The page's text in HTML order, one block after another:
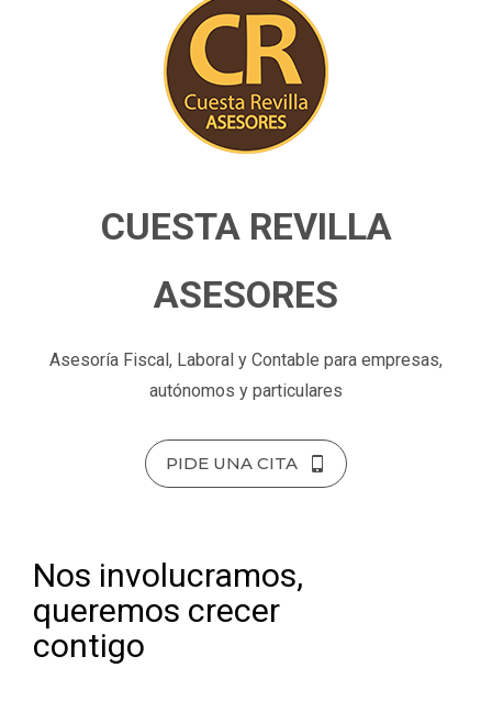
CUESTA REVILLA
ASESORES
Asesoría Fiscal, Laboral y Contable para empresas,
autónomos y particulares
PIDE UNA CITA
Nos involucramos,
queremos crecer
contigo